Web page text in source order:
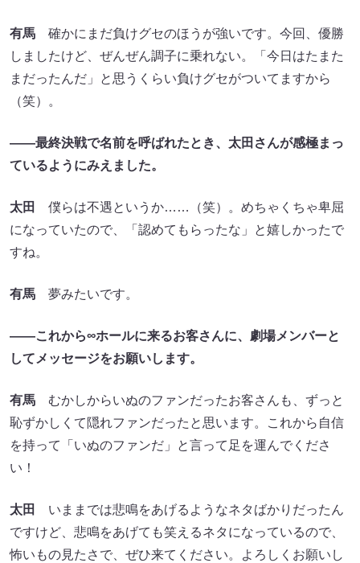
有馬 確かにまだ負けグセのほうが強いです。今回、優勝
しましたけど、ぜんぜん調子に乗れない。「今日はたまた
まだったんだ」と思うくらい負けグセがついてますから
（笑）。
――最終決戦で名前を呼ばれたとき、太田さんが感極まっ
ているようにみえました。
太田
僕らは不遇というか……（笑）。めちゃくちゃ卑屈
になっていたので、「認めてもらったな」と嬉しかったで
すね。
有馬 夢みたいです。
――これから∞ホールに来るお客さんに、劇場メンバーと
してメッセージをお願いします。
有馬 むかしからいぬのファンだったお客さんも、ずっと
恥ずかしくて隠れファンだったと思います。これから自信
を持って「いぬのファンだ」と言って足を運んでくださ
い！
太田
いままでは悲鳴をあげるようなネタばかりだったん
ですけど、悲鳴をあげても笑えるネタになっているので、
怖いもの見たさで、ぜひ来てください。よろしくお願いし